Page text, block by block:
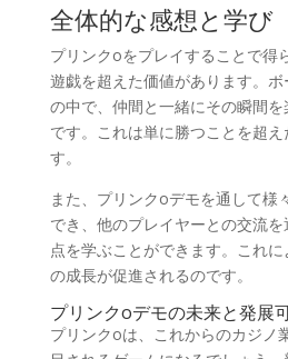
全体的な感想と学び
プリンクoをプレイすることで得
遊戯を超えた価値があります。
の中で、仲間と一緒にその瞬間
です。これは単に勝つことを超
す。
また、プリンクoデモを通して様
でき、他のプレイヤーとの交流
点を学ぶことができます。これ
の成長が促進されるのです。
プリンクoデモの未来と発展
プリンクoは、これからのカジノ